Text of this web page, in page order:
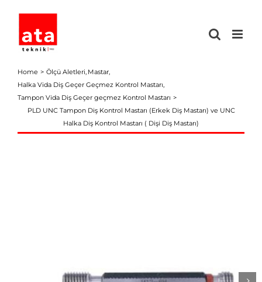
content
Home Ölçü Aletleri Mastar
Halka Vida Diş Geçer Geçmez Kontrol Mastarı
Tampon Vida Diş Geçer geçmez Kontrol Mastarı
PLD UNC Tampon Diş Kontrol Mastarı (Erkek Diş Mastarı) ve UNC
Halka Diş Kontrol Mastarı ( Dişi Diş Mastarı)